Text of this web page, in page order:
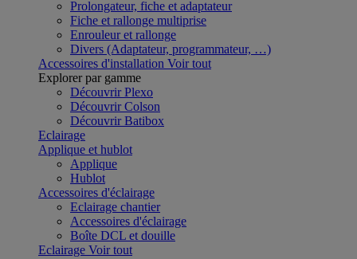
Prolongateur, fiche et adaptateur
Fiche et rallonge multiprise
Enrouleur et rallonge
Divers (Adaptateur, programmateur, …)
Accessoires d'installation Voir tout
Explorer par gamme
Découvrir Plexo
Découvrir Colson
Découvrir Batibox
Eclairage
Applique et hublot
Applique
Hublot
Accessoires d'éclairage
Eclairage chantier
Accessoires d'éclairage
Boîte DCL et douille
Eclairage Voir tout